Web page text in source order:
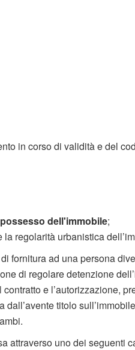
in corso di validità e del
dell'immobile;
la regolarità urbanistica
fornitura ad una persona
di regolare detenzione
e l’autorizzazione,
titolo
attraverso uno dei seguenti